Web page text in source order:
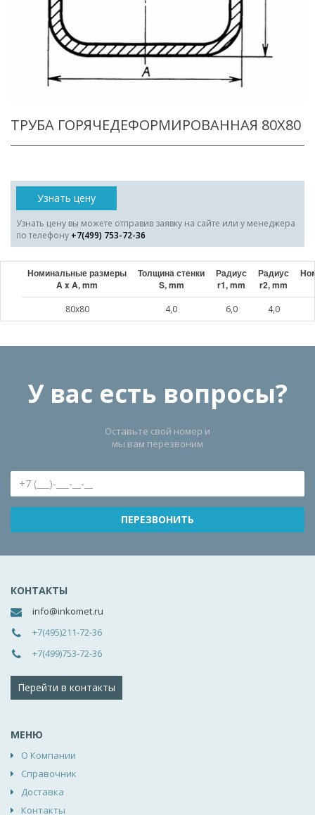
ТРУБА ГОРЯЧЕДЕФОРМИРОВАННАЯ 80X80
Узнать цену
Узнать цену вы можете отправив заявку на сайте или у менеджера
по телефону +7(499) 753-72-36
Номинальные размеры
A x A, mm
Толщина стенки
S, mm
Радиус
r1, mm
Радиус
r2, mm
80x80 4,0 6,0 4,0
У вас есть вопросы?
Оставьте свой номер и
мы вам перезвоним
КОНТАКТЫ
info@inkomet.ru
+7(495)211-72-36
+7(499)753-72-36
Перейти в контакты
МЕНЮ
О Компании
Справочник
Доставка
Контакты